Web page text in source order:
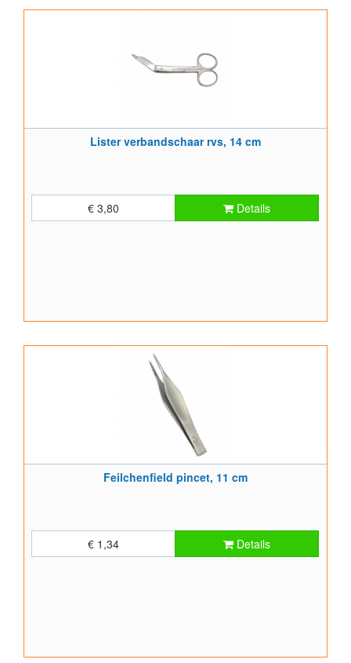
Lister verbandschaar rvs, 14 cm
€ 3,80 Details
Feilchenfield pincet, 11 cm
€ 1,34 Details